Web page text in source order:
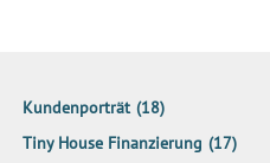
Kundenporträt (18)
Tiny House Finanzierung (17)